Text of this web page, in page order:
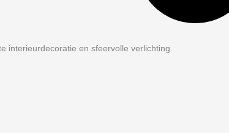
interieurdecoratie en sfeervolle verlichting.